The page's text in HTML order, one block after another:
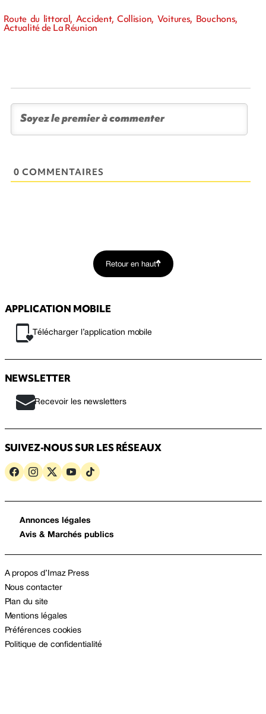
Route du littoral, Accident, Collision, Voitures, Bouchons,
Actualité de La Réunion
0 COMMENTAIRES
Retour en haut
APPLICATION MOBILE
Télécharger l’application mobile
NEWSLETTER
Recevoir les newsletters
SUIVEZ-NOUS SUR LES RÉSEAUX
Annonces légales
Avis & Marchés publics
A propos d’Imaz Press
Nous contacter
Plan du site
Mentions légales
Préférences cookies
Politique de confidentialité